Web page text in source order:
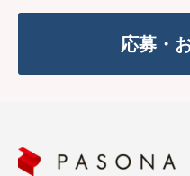
応募・